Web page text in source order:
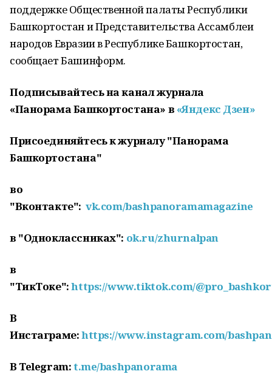
поддержке Общественной палаты Республики
Башкортостан и Представительства Ассамблеи
народов Евразии в Республике Башкортостан,
сообщает Башинформ.
Подписывайтесь на канал журнала
«Панорама Башкортостана» в «Яндекс Дзен»
Присоединяйтесь к журналу "Панорама
Башкортостана"
во
"Вконтакте":vk.com/bashpanoramamagazine
в "Одноклассниках": ok.ru/zhurnalpan
в
"ТикТоке":https://www.tiktok.com/
В
Инстаграме:https://www.instagram.com/
В Telegram:t.me/bashpanorama